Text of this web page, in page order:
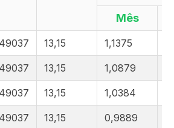
Mês
13,15 1,1375
13,15 1,0879
13,15 1,0384
13,15 0,9889